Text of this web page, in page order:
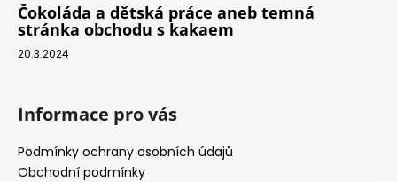
Čokoláda a dětská práce aneb temná
stránka obchodu s kakaem
20.3.2024
Informace pro vás
Podmínky ochrany osobních údajů
Obchodní podmínky